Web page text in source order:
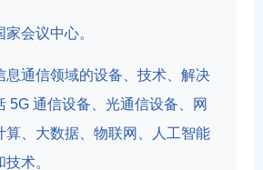
家会议中心。
息通信领域的设备、技术、解决
5G 通信设备、光通信设备、网
算、大数据、物联网、人工智能
术。